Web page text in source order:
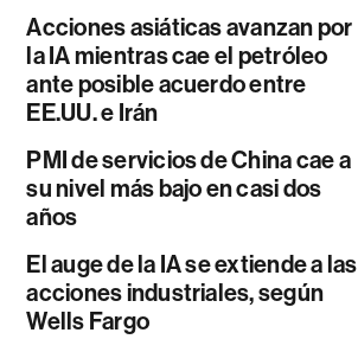
Acciones asiáticas avanzan por
la IA mientras cae el petróleo
ante posible acuerdo entre
EE.UU. e Irán
PMI de servicios de China cae a
su nivel más bajo en casi dos
años
El auge de la IA se extiende a las
acciones industriales, según
Wells Fargo